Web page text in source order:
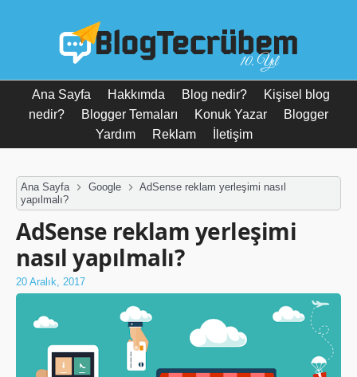
10. Yıl
Ana Sayfa Hakkımda Blog nedir?
Kişisel blog
nedir?
Blogger Temaları Konuk Yazar
Blogger
Yardım
Reklam İletişim
Ana Sayfa Google
AdSense reklam yerleşimi nasıl
yapılmalı?
AdSense reklam yerleşimi
nasıl yapılmalı?
20 Aralık, 2017